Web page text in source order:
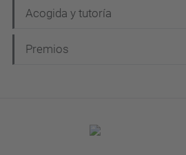
Acogida y tutoría
Premios